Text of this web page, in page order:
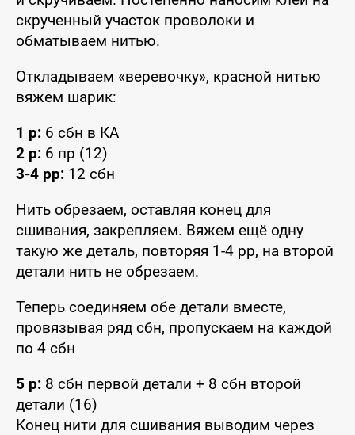
скрученный участок проволоки и
обматываем нитью.
Откладываем «веревочку», красной нитью
вяжем шарик:
1 р: 6 сбн в КА
2 р: 6 пр (12)
3-4 рр: 12 сбн
Нить обрезаем, оставляя конец для
сшивания, закрепляем. Вяжем ещё одну
такую же деталь, повторяя 1-4 рр, на второй
детали нить не обрезаем.
Теперь соединяем обе детали вместе,
провязывая ряд сбн, пропускаем на каждой
по 4 сбн
5 р: 8 сбн первой детали + 8 сбн второй
детали (16)
Конец нити для сшивания выводим через